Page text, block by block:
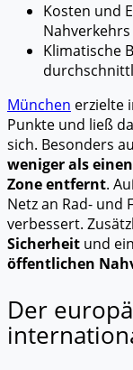
Kosten und
Nahverkehrs
Klimatische
München erzielte
Punkte und ließ
sich. Besonders
weniger als
Zone entfernt.
Netz an Rad- und
verbessert.
Sicherheit und
öffentlichen
Der